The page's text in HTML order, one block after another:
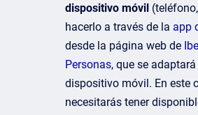
dispositivo móvil
hacerlo a través de la app
desde la página web de
Personas, que se
dispositivo móvil. En este
necesitarás tener